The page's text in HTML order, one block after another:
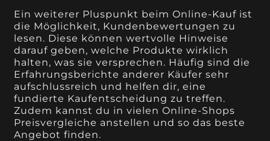
Ein weiterer Pluspunkt beim Online-Kauf ist
die Möglichkeit, Kundenbewertungen zu
lesen. Diese können wertvolle Hinweise
darauf geben, welche Produkte wirklich
halten, was sie versprechen. Häufig sind die
Erfahrungsberichte anderer Käufer sehr
aufschlussreich und helfen dir, eine
fundierte Kaufentscheidung zu treffen.
Zudem kannst du in vielen Online-Shops
Preisvergleiche anstellen und so das beste
Angebot finden.